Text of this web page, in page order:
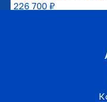
226 700 ₽